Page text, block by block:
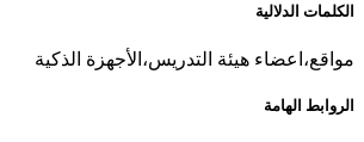
الكلمات الدلالية
مواقع،اعضاء هيئة التدريس،الأجهزة الذكية
الروابط الهامة